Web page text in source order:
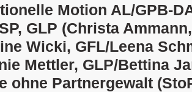
Motion AL/GPB-
GLP (Christa
Wicki, GFL/Leena
Mettler, GLP/Bettina
ohne Partnergewalt